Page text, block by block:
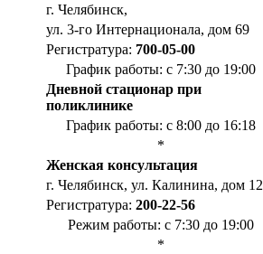
г. Челябинск,
ул. 3-го Интернационала, дом 69
Регистратура: 700-05-00
График работы: с 7:30 до 19:00
Дневной стационар при
поликлинике
График работы: с 8:00 до 16:18
*
Женская консультация
г. Челябинск, ул. Калинина, дом 12
Регистратура: 200-22-56
Режим работы: с 7:30 до 19:00
*